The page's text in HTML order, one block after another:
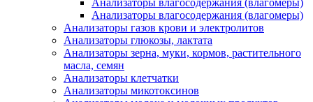
Анализаторы влагосодержания (влагомеры)
Анализаторы влагосодержания (влагомеры)
Анализаторы газов крови и электролитов
Анализаторы глюкозы, лактата
Анализаторы зерна, муки, кормов, растительного
масла, семян
Анализаторы клетчатки
Анализаторы микотоксинов